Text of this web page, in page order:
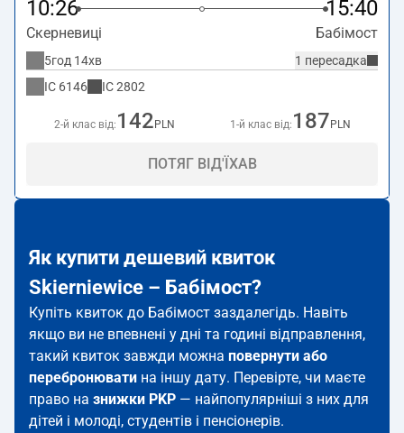
10:26 15:40
Скерневиці Бабімост
1 пересадка
5год 14хв
IC 6146 IC2802
2-й клас від: 142 PLN 1-й клас від: 187 PLN
ПОТЯГ ВІД'ЇХАВ
Як купити дешевий квиток
Skierniewice – Бабімост?
Купіть квиток до Бабімост заздалегідь. Навіть
якщо ви не впевнені у дні та годині відправлення,
такий квиток завжди можна повернути або
перебронювати на іншу дату. Перевірте, чи маєте
право на знижки PKP — найпопулярніші з них для
дітей і молоді, студентів і пенсіонерів.